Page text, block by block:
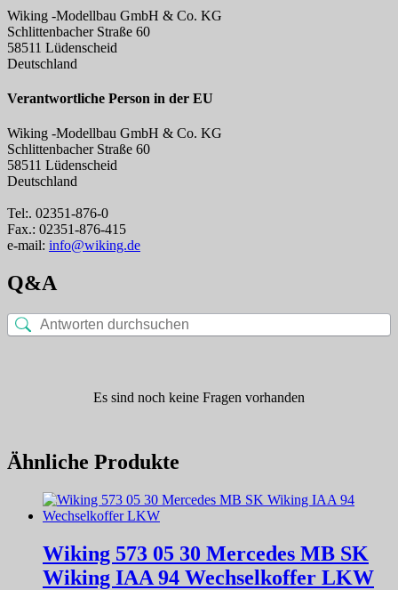
Wiking -Modellbau GmbH & Co. KG
Schlittenbacher Straße 60
58511 Lüdenscheid
Deutschland
Verantwortliche Person in der EU
Wiking -Modellbau GmbH & Co. KG
Schlittenbacher Straße 60
58511 Lüdenscheid
Deutschland
Tel:. 02351-876-0
Fax.: 02351-876-415
e-mail: info@wiking.de
Q&A
Es sind noch keine Fragen vorhanden
Ähnliche Produkte
Wiking 573 05 30 Mercedes MB SK
Wiking IAA 94 Wechselkoffer LKW